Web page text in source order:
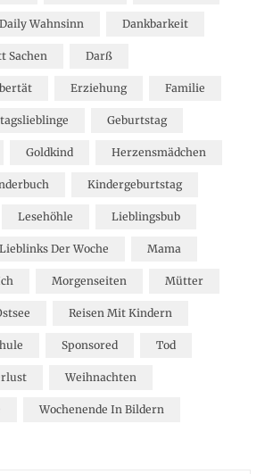
Daily Wahnsinn Dankbarkeit
Sachen Darß
Erziehung Familie
Geburtstag
Goldkind Herzensmädchen
Kindergeburtstag
Lesehöhle Lieblingsbub
Lieblinks Der Woche Mama
Morgenseiten Mütter
Reisen Mit Kindern
Sponsored Tod
Weihnachten
Wochenende In Bildern